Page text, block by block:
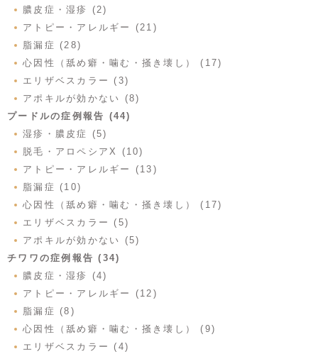
膿皮症・湿疹 (2)
アトピー・アレルギー (21)
脂漏症 (28)
心因性（舐め癖・噛む・掻き壊し） (17)
エリザベスカラー (3)
アポキルが効かない (8)
プードルの症例報告 (44)
湿疹・膿皮症 (5)
脱毛・アロペシアX (10)
アトピー・アレルギー (13)
脂漏症 (10)
心因性（舐め癖・噛む・掻き壊し） (17)
エリザベスカラー (5)
アポキルが効かない (5)
チワワの症例報告 (34)
膿皮症・湿疹 (4)
アトピー・アレルギー (12)
脂漏症 (8)
心因性（舐め癖・噛む・掻き壊し） (9)
エリザベスカラー (4)